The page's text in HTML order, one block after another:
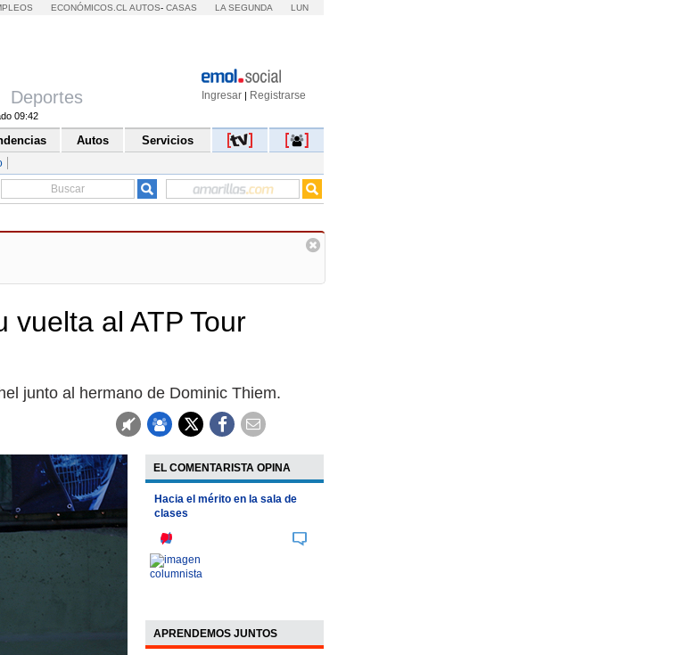
ECONÓMICOS.CL AUTOS- CASAS LA SEGUNDA LUN
Ingresar | Registrarse
Deportes
09:42
Autos Servicios
al ATP Tour
junto al hermano de Dominic Thiem.
EL COMENTARISTA OPINA
Hacia el mérito en la sala de
clases
APRENDEMOS JUNTOS